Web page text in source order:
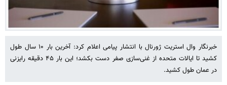
خبرنگار وال‌ استریت‌ ژورنال با انتشار پیامی اعلام کرد: آخرین بار ۱۰ سال طول
کشید تا ایالات متحده از غنی‌سازی صفر دست بکشد؛ این بار ۴۵ دقیقه رایزنی
در عمان طول کشید.